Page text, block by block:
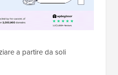
a partire da soli